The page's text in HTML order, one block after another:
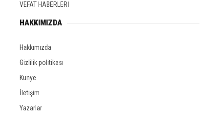
VEFAT HABERLERİ
HAKKIMIZDA
Hakkımızda
Gizlilik politikası
Künye
İletişim
Yazarlar